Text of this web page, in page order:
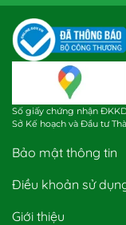
Số giấy chứng nhận
Sở Kế hoạch và Đầu tư
Bảo mật thông tin
Điều khoản sử
Giới thiệu